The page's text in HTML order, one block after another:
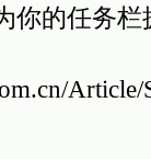
你的任务
Article/